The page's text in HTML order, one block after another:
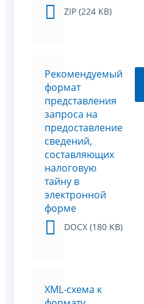
ZIP (224 KB)
Рекомендуемый
формат
представления
запроса на
предоставление
сведений,
составляющих
налоговую
тайну в
электронной
форме
DOCX (180 KB)
XML-схема к